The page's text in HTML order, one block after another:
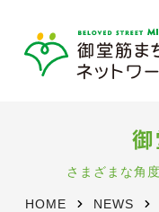
さまざまな角
HOME NEWS